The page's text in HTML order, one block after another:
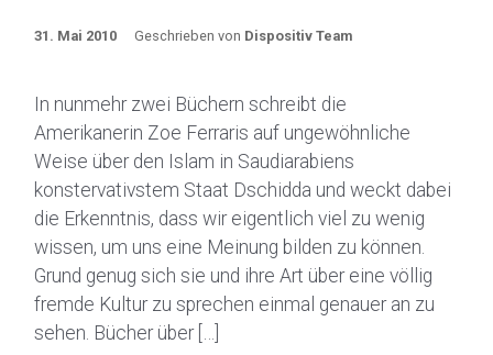
31. Mai 2010 Geschrieben von Dispositiv Team
In nunmehr zwei Büchern schreibt die
Amerikanerin Zoe Ferraris auf ungewöhnliche
Weise über den Islam in Saudiarabiens
konstervativstem Staat Dschidda und weckt dabei
die Erkenntnis, dass wir eigentlich viel zu wenig
wissen, um uns eine Meinung bilden zu können.
Grund genug sich sie und ihre Art über eine völlig
fremde Kultur zu sprechen einmal genauer an zu
sehen. Bücher über […]